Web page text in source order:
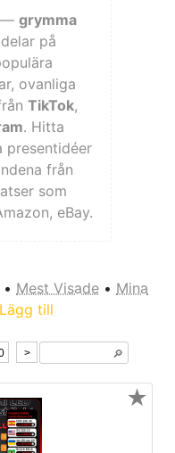
— grymma
på
ovanliga
TikTok,
. Hitta
presentidéer
från
som
eBay.
• Mest Visade • Mina
Lägg till
> 🔎︎
★